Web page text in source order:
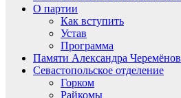
О партии
Как вступить
Устав
Программа
Памяти Александра
Севастопольское отделение
Горком
Райкомы